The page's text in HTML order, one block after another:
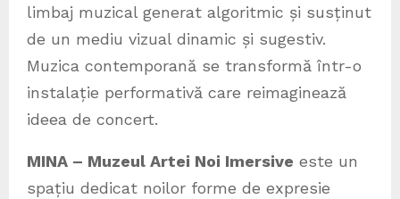
limbaj muzical generat algoritmic și susținut
de un mediu vizual dinamic și sugestiv.
Muzica contemporană se transformă într-o
instalație performativă care reimaginează
ideea de concert.
MINA – Muzeul Artei Noi Imersive este un
spațiu dedicat noilor forme de expresie